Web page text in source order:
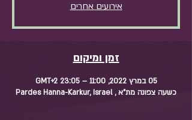
אירועים אחרים
זמן ומיקום
05 במרץ 2022, 11:00 – 23:05 GMT‎+2‎
כשעה צפונה מת"א , Pardes Hanna-Karkur, Israel